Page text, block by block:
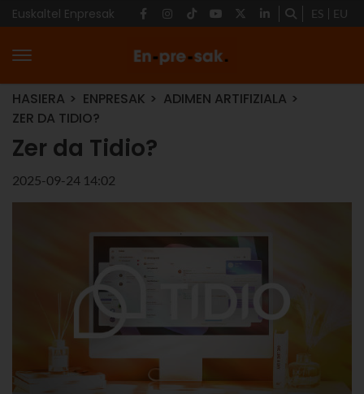
Euskaltel Enpresak ES EU
HASIERA ENPRESAK
ADIMEN ARTIFIZIALA
ZER DA TIDIO?
Zer da Tidio?
2025-09-24 14:02